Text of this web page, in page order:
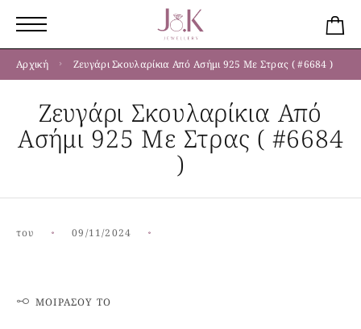
Αρχική Ζευγάρι Σκουλαρίκια Από Ασήμι 925 Με Στρας ( #6684 )
Ζευγάρι Σκουλαρίκια Από
Ασήμι 925 Με Στρας ( #6684
)
του 09/11/2024
ΜΟΙΡΆΣΟΥ ΤΟ